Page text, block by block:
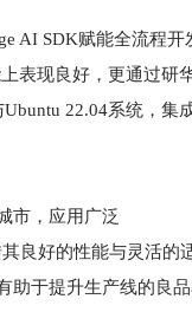
AI SDK赋能全流程开
表现良好，更通过研
22.04系统，
市，应用广泛
良好的性能与灵活的
助于提升生产线的良